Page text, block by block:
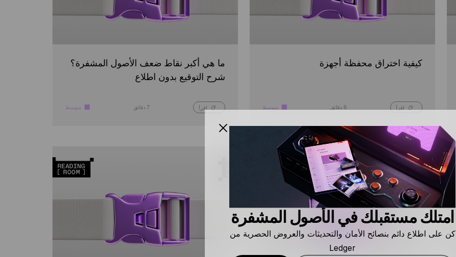
كيفية اختراق محفظة أجهزة
اقرأ 6 دقائق متوسط
ما هي أكبر نقاط ضعف الأصول المشفرة؟
شرح التوقيع بدون اطلاع
اقرأ 7 دقائق متوسط
امتلك مستقبلك في الأصول المشفرة
كن على اطلاع دائم بنصائح الأمان والتحديثات والعروض الحصرية من
Ledger